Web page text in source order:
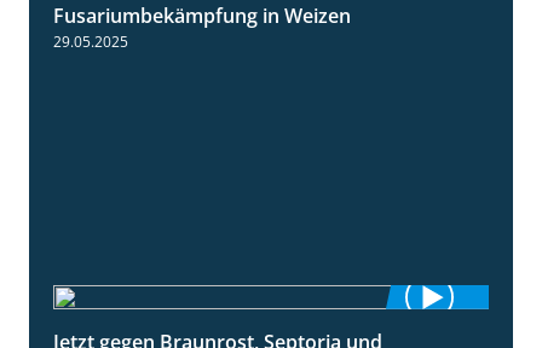
Fusariumbekämpfung in Weizen
29.05.2025
Jetzt gegen Braunrost, Septoria und